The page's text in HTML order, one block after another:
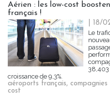
Aérien : les low-cost
français !
| 18/
Le
croissance de 9,3%.
aéroports français,
cost